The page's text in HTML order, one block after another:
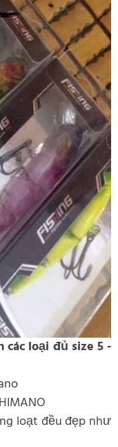
các loại đủ size 5 -
loạt đều đẹp như